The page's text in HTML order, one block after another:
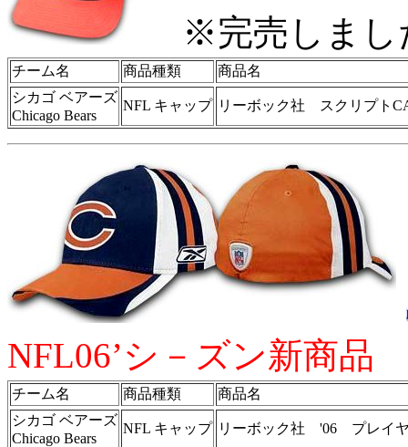
※完売しまし
チーム名 商品種類
商品名
シカゴ ベアーズ
Chicago Bears
NFL キャップ リーボック社 スクリプト
NFL06’シ－ズン新商品
チーム名 商品種類
商品名
シカゴ ベアーズ
Chicago Bears
NFL キャップ リーボック社 '06 プレイ